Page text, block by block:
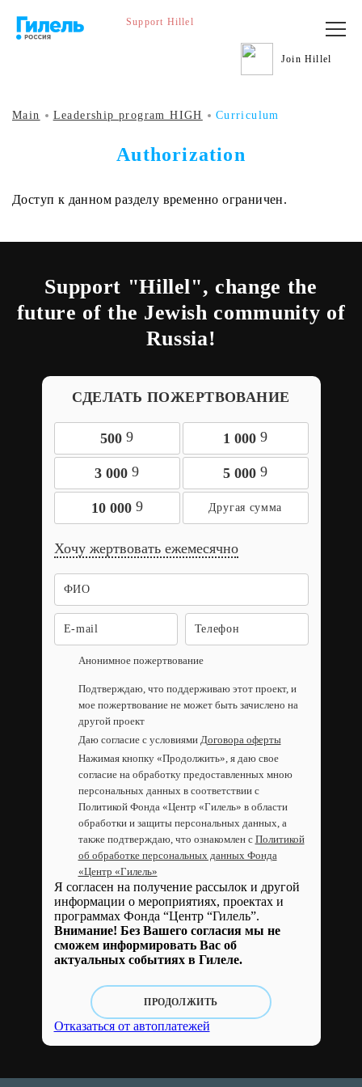
Support Hillel
Join Hillel
Main Leadership program HIGH Curriculum
Authorization
Доступ к данном разделу временно ограничен.
Support "Hillel", change the
future of the Jewish community of
Russia!
СДЕЛАТЬ ПОЖЕРТВОВАНИЕ
500 9 1 000 9
3 000 9 5 000 9
10 000 9
Хочу жертвовать ежемесячно
Анонимное пожертвование
Подтверждаю, что поддерживаю этот проект, и
мое пожертвование не может быть зачислено на
другой проект
Даю согласие с условиями Договора оферты
Нажимая кнопку «Продолжить», я даю свое
согласие на обработку предоставленных мною
персональных данных в соответствии с
Политикой Фонда «Центр «Гилель» в области
обработки и защиты персональных данных, а
также подтверждаю, что ознакомлен с Политикой
об обработке персональных данных Фонда
«Центр «Гилель»
Я согласен на получение рассылок и другой
информации о мероприятиях, проектах и
программах Фонда “Центр “Гилель”.
Внимание! Без Вашего согласия мы не
сможем информировать Вас об
актуальных событиях в Гилеле.
ПРОДОЛЖИТЬ
Отказаться от автоплатежей